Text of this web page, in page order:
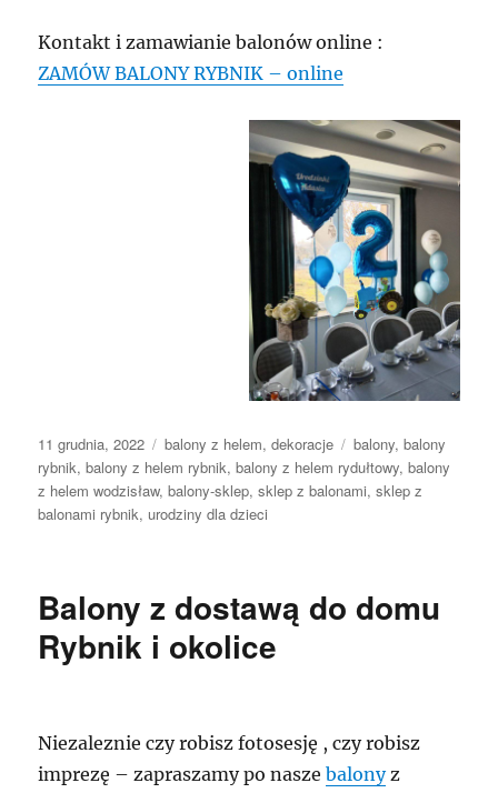
Kontakt i zamawianie balonów online :
ZAMÓW BALONY RYBNIK – online
Data
publikacji
11 grudnia, 2022 Kategorie
balony z helem,dekoracje Tagi
balony,balony
rybnik,balony z helem rybnik,balony z helem rydułtowy,balony
z helem wodzisław,balony-sklep,sklep z balonami,sklep z
balonami rybnik, urodziny dla dzieci
Balony z dostawą do domu
Rybnik i okolice
Niezaleznie czy robisz fotosesję , czy robisz
imprezę – zapraszamy po naszebalonyz